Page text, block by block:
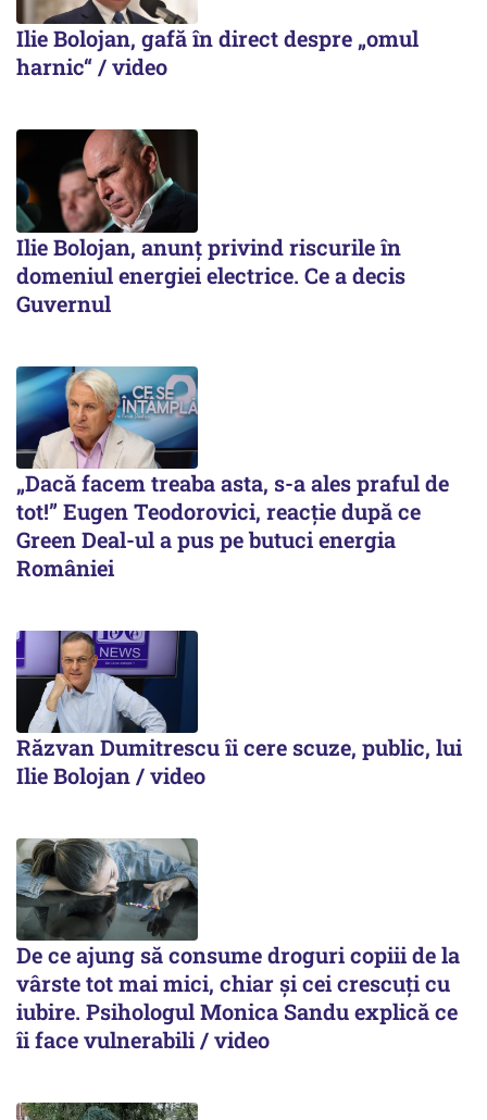
Ilie Bolojan, gafă în direct despre „omul
harnic“ / video
Ilie Bolojan, anunț privind riscurile în
domeniul energiei electrice. Ce a decis
Guvernul
„Dacă facem treaba asta, s-a ales praful de
tot!” Eugen Teodorovici, reacție după ce
Green Deal-ul a pus pe butuci energia
României
Răzvan Dumitrescu îi cere scuze, public, lui
Ilie Bolojan / video
De ce ajung să consume droguri copiii de la
vârste tot mai mici, chiar și cei crescuți cu
iubire. Psihologul Monica Sandu explică ce
îi face vulnerabili / video